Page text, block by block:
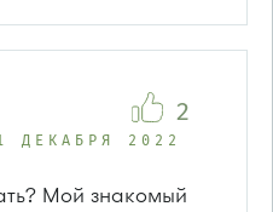
ДЕКАБРЯ 2022
Мой знакомый
2